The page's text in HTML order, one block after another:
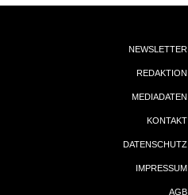
NEWSLETTER
REDAKTION
MEDIADATEN
KONTAKT
DATENSCHUTZ
IMPRESSUM
AGB